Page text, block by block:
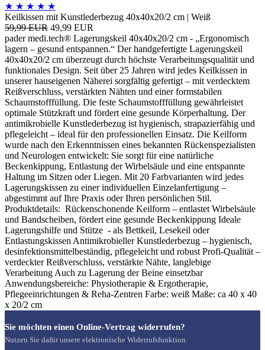
★ ★ ★ ★ ★
Keilkissen mit Kunstlederbezug 40x40x20/2 cm | Weiß
59,99 EUR 49,99 EUR
pader medi.tech® Lagerungskeil 40x40x20/2 cm - „Ergonomisch
lagern – gesund entspannen.“ Der handgefertigte Lagerungskeil
40x40x20/2 cm überzeugt durch höchste Verarbeitungsqualität und
funktionales Design. Seit über 25 Jahren wird jedes Keilkissen in
unserer hauseigenen Näherei sorgfältig gefertigt – mit verdecktem
Reißverschluss, verstärkten Nähten und einer formstabilen
Schaumstofffüllung. Die feste Schaumstofffüllung gewährleistet
optimale Stützkraft und fördert eine gesunde Körperhaltung. Der
antimikrobielle Kunstlederbezug ist hygienisch, strapazierfähig und
pflegeleicht – ideal für den professionellen Einsatz. Die Keilform
wurde nach den Erkenntnissen eines bekannten Rückenspezialisten
und Neurologen entwickelt: Sie sorgt für eine natürliche
Beckenkippung, Entlastung der Wirbelsäule und eine entspannte
Haltung im Sitzen oder Liegen. Mit 20 Farbvarianten wird jedes
Lagerungskissen zu einer individuellen Einzelanfertigung –
abgestimmt auf Ihre Praxis oder Ihren persönlichen Stil.
Produktdetails: Rückenschonende Keilform – entlastet Wirbelsäule
und Bandscheiben, fördert eine gesunde Beckenkippung Ideale
Lagerungshilfe und Stütze - als Bettkeil, Lesekeil oder
Entlastungskissen Antimikrobieller Kunstlederbezug – hygienisch,
desinfektionsmittelbeständig, pflegeleicht und robust Profi-Qualität –
verdeckter Reißverschluss, verstärkte Nähte, langlebige
Verarbeitung Auch zu Lagerung der Beine einsetzbar
Anwendungsbereiche: Physiotherapie & Ergotherapie,
Pflegeeinrichtungen & Reha-Zentren Farbe: weiß Maße: ca 40 x 40
x 20/2 cm
Sie möchten einen Online-Vertrag widerrufen?
Nutzen Sie dafür unsere elektronische Widerrufsfunktion.